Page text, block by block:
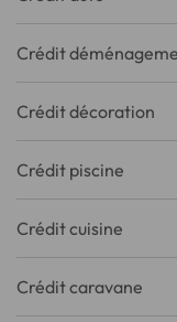
Crédit
Crédit décoration
Crédit piscine
Crédit cuisine
Crédit caravane